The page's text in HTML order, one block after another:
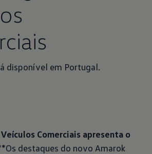
disponível em Portugal.
Comerciais apresenta o
destaques do novo Amarok